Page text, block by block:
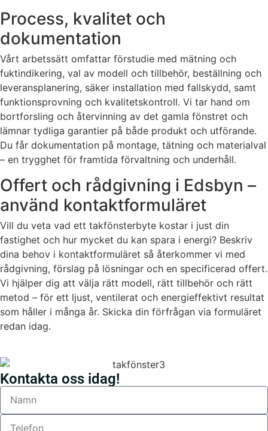
Process, kvalitet och
dokumentation
Vårt arbetssätt omfattar förstudie med mätning och
fuktindikering, val av modell och tillbehör, beställning och
leveransplanering, säker installation med fallskydd, samt
funktionsprovning och kvalitetskontroll. Vi tar hand om
bortforsling och återvinning av det gamla fönstret och
lämnar tydliga garantier på både produkt och utförande.
Du får dokumentation på montage, tätning och materialval
– en trygghet för framtida förvaltning och underhåll.
Offert och rådgivning i Edsbyn –
använd kontaktformuläret
Vill du veta vad ett takfönsterbyte kostar i just din
fastighet och hur mycket du kan spara i energi? Beskriv
dina behov i kontaktformuläret så återkommer vi med
rådgivning, förslag på lösningar och en specificerad offert.
Vi hjälper dig att välja rätt modell, rätt tillbehör och rätt
metod – för ett ljust, ventilerat och energieffektivt resultat
som håller i många år. Skicka din förfrågan via formuläret
redan idag.
Kontakta oss idag!